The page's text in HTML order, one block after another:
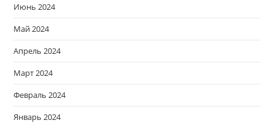
Июнь 2024
Май 2024
Апрель 2024
Март 2024
Февраль 2024
Январь 2024